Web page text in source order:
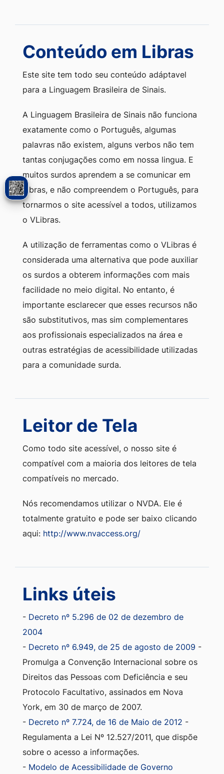
Conteúdo em Libras
Este site tem todo seu conteúdo adáptavel
para a Linguagem Brasileira de Sinais.
A Linguagem Brasileira de Sinais não funciona
exatamente como o Português, algumas
palavras não existem, alguns verbos não tem
tantas conjugações como em nossa lingua. E
muitos surdos aprendem a se comunicar em
Libras, e não compreendem o Português, para
tornarmos o site acessível a todos, utilizamos
o VLibras.
A utilização de ferramentas como o VLibras é
considerada uma alternativa que pode auxiliar
os surdos a obterem informações com mais
facilidade no meio digital. No entanto, é
importante esclarecer que esses recursos não
são substitutivos, mas sim complementares
aos profissionais especializados na área e
outras estratégias de acessibilidade utilizadas
para a comunidade surda.
Leitor de Tela
Como todo site acessível, o nosso site é
compatível com a maioria dos leitores de tela
compatíveis no mercado.
Nós recomendamos utilizar o NVDA. Ele é
totalmente gratuito e pode ser baixo clicando
aqui: http://www.nvaccess.org/
Links úteis
- Decreto nº 5.296 de 02 de dezembro de
2004
- Decreto nº 6.949, de 25 de agosto de 2009 -
Promulga a Convenção Internacional sobre os
Direitos das Pessoas com Deficiência e seu
Protocolo Facultativo, assinados em Nova
York, em 30 de março de 2007.
- Decreto nº 7.724, de 16 de Maio de 2012 -
Regulamenta a Lei Nº 12.527/2011, que dispõe
sobre o acesso a informações.
- Modelo de Acessibilidade de Governo